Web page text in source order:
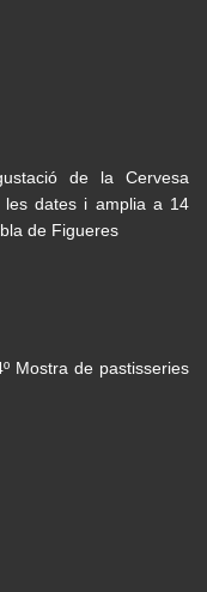
de la Cervesa
les dates i amplia a 14
de Figueres
Mostra de pastisseries